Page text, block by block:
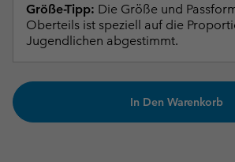
Größe-Tipp: Die Größe und
Oberteils ist speziell auf die
Jugendlichen abgestimmt.
In Den Warenkorb